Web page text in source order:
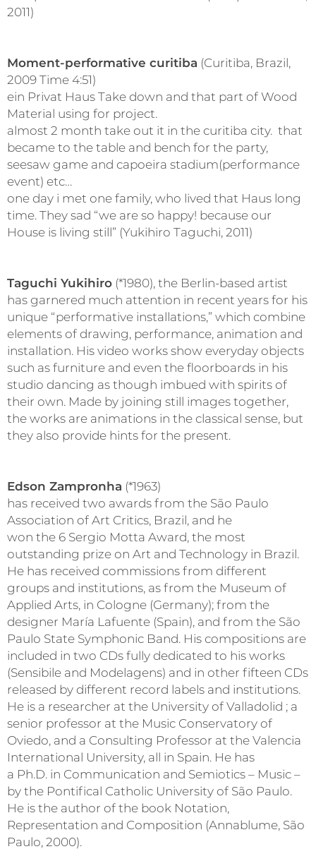
2011)
Moment-performative curitiba (Curitiba, Brazil,
2009 Time 4:51)
ein Privat Haus Take down and that part of Wood
Material using for project.
almost 2 month take out it in the curitiba city. that
became to the table and bench for the party,
seesaw game and capoeira stadium(performance
event) etc…
one day i met one family, who lived that Haus long
time. They sad “we are so happy! because our
House is living still” (Yukihiro Taguchi, 2011)
Taguchi Yukihiro (*1980), the Berlin-based artist
has garnered much attention in recent years for his
unique “performative installations,” which combine
elements of drawing, performance, animation and
installation. His video works show everyday objects
such as furniture and even the floorboards in his
studio dancing as though imbued with spirits of
their own. Made by joining still images together,
the works are animations in the classical sense, but
they also provide hints for the present.
Edson Zampronha (*1963)
has received two awards from the São Paulo
Association of Art Critics, Brazil, and he
won the 6 Sergio Motta Award, the most
outstanding prize on Art and Technology in Brazil.
He has received commissions from different
groups and institutions, as from the Museum of
Applied Arts, in Cologne (Germany); from the
designer María Lafuente (Spain), and from the São
Paulo State Symphonic Band. His compositions are
included in two CDs fully dedicated to his works
(Sensibile and Modelagens) and in other fifteen CDs
released by different record labels and institutions.
He is a researcher at the University of Valladolid ; a
senior professor at the Music Conservatory of
Oviedo, and a Consulting Professor at the Valencia
International University, all in Spain. He has
a Ph.D. in Communication and Semiotics – Music –
by the Pontifical Catholic University of São Paulo.
He is the author of the book Notation,
Representation and Composition (Annablume, São
Paulo, 2000).